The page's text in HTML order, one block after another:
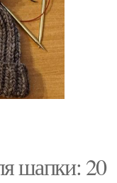
шапки: 20